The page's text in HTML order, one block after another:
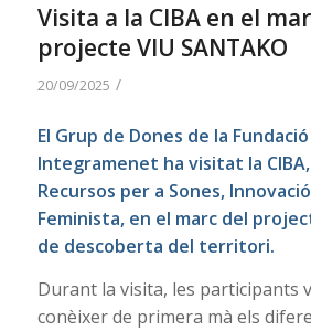
Visita a la CIBA en el
projecte VIU SANTAKO
20/09/2025 /
El Grup de Dones de la
Integramenet ha visitat la CIBA,
Recursos per a Sones,
Feminista, en el marc del
de descoberta del territori.
Durant la visita, les participants
conèixer de primera mà els